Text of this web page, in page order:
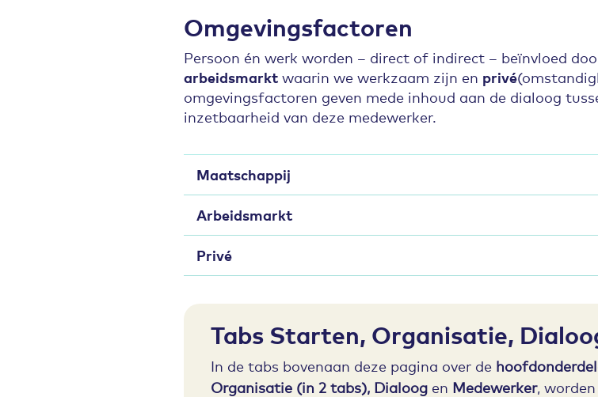
Omgevingsfactoren
Persoon én werk worden – direct of indirect – beïnvloed
arbeidsmarkt waarin we werkzaam zijn en privé
omgevingsfactoren geven mede inhoud aan de dialoog
inzetbaarheid van deze medewerker.
Maatschappij
Arbeidsmarkt
Privé
Tabs Starten, Organisatie,
In de tabs bovenaan deze pagina over de
Organisatie (in 2 tabs), Dialoog en Medewerker,